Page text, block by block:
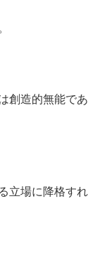
創造的無能であ
立場に降格すれ